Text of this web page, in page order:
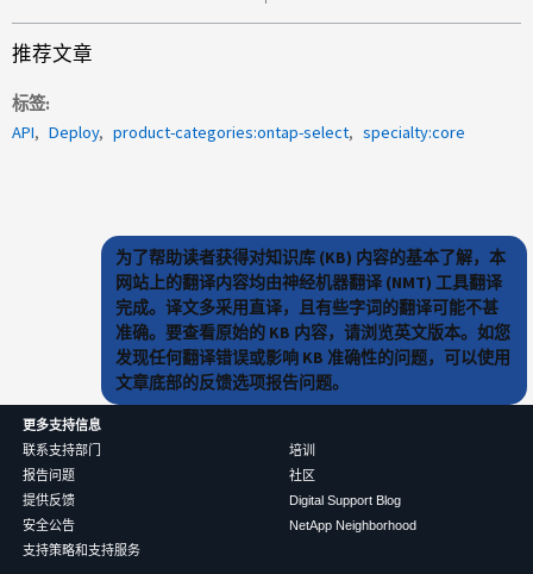
推荐文章
标签
API
Deploy product-categories:ontap-select specialty:core
为了帮助读者获得对知识库 (KB) 内容的基本了解，本
网站上的翻译内容均由神经机器翻译 (NMT) 工具翻译
完成。译文多采用直译，且有些字词的翻译可能不甚
准确。要查看原始的 KB 内容，请浏览英文版本。如您
发现任何翻译错误或影响 KB 准确性的问题，可以使用
文章底部的反馈选项报告问题。
更多支持信息
联系支持部门
报告问题
提供反馈
安全公告
支持策略和支持服务
培训
社区
Digital Support Blog
NetApp Neighborhood